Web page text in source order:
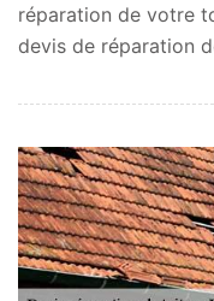
réparation de votre
devis de réparation